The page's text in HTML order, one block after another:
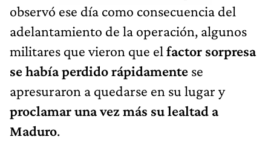
observó ese día como consecuencia del
adelantamiento de la operación, algunos
militares que vieron que el factor sorpresa
se había perdido rápidamente se
apresuraron a quedarse en su lugar y
proclamar una vez más su lealtad a
Maduro.